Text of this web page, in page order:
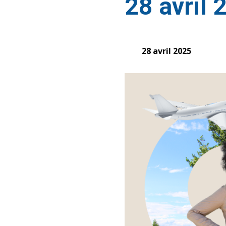
28 avril
28 avril 2025